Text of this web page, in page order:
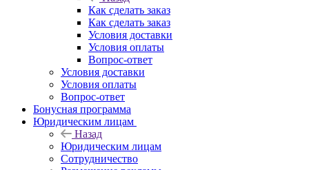
Как сделать заказ
Как сделать заказ
Условия доставки
Условия оплаты
Вопрос-ответ
Условия доставки
Условия оплаты
Вопрос-ответ
Бонусная программа
Юридическим лицам
Назад
Юридическим лицам
Сотрудничество